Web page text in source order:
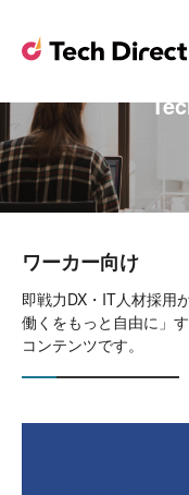
ワーカー向け
即戦力DX・IT人材採用
働くをもっと自由に」
コンテンツです。